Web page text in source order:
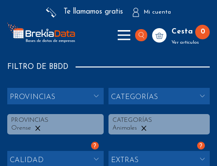
Te llamamos gratis Mi cuenta
Cesta 0
Ver artículos
FILTRO DE BBDD
PROVINCIAS
PROVINCIAS
Orense
CATEGORÍAS
CATEGORÍAS
Animales
?
CALIDAD
?
EXTRAS